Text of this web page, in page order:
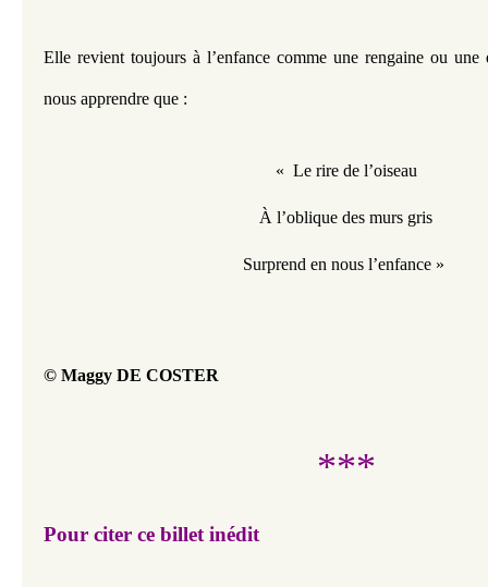
Elle revient toujours à l’enfance comme une rengaine ou une
nous apprendre que :
«  Le rire de l’oiseau
À l’oblique des murs gris
Surprend en nous l’enfance »
© Maggy DE COSTER
***
Pour citer ce billet inédit​​​​​​